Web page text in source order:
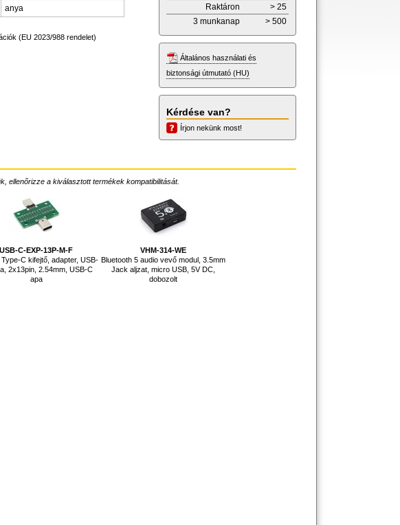
anya
(EU 2023/988 rendelet)
Raktáron
> 25
3 munkanap
> 500
Általános használati és
biztonsági útmutató (HU)
Kérdése van?
Írjon nekünk most!
ellenőrizze a kiválasztott termékek kompatibilitását.
USB-C-EXP-13P-M-F
Type-C kifejtő, adapter, USB-
2x13pin, 2.54mm, USB-C
apa
VHM-314-WE
Bluetooth 5 audio vevő modul, 3.5mm
Jack aljzat, micro USB, 5V DC,
dobozolt